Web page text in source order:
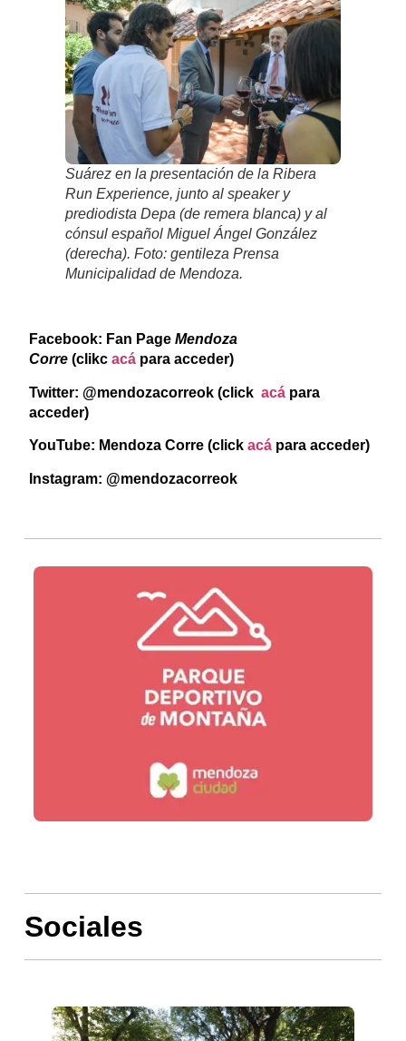
Suárez en la presentación de la Ribera
Run Experience, junto al speaker y
prediodista Depa (de remera blanca) y al
cónsul español Miguel Ángel González
(derecha). Foto: gentileza Prensa
Municipalidad de Mendoza.
Facebook: Fan Page Mendoza
Corre(clikc acápara acceder)
Twitter: @mendozacorreok (click acápara
acceder)
YouTube: Mendoza Corre (click acápara acceder)
Instagram: @mendozacorreok
Sociales